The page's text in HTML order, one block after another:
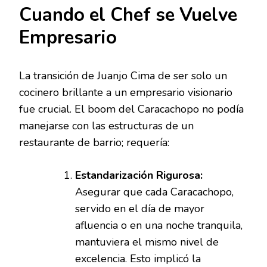
Cuando el Chef se Vuelve
Empresario
La transición de Juanjo Cima de ser solo un
cocinero brillante a un empresario visionario
fue crucial. El boom del Caracachopo no podía
manejarse con las estructuras de un
restaurante de barrio; requería:
Estandarización Rigurosa:
Asegurar que cada Caracachopo,
servido en el día de mayor
afluencia o en una noche tranquila,
mantuviera el mismo nivel de
excelencia. Esto implicó la